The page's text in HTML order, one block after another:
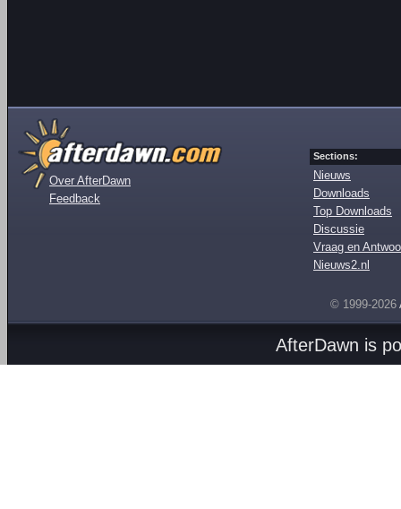
Over AfterDawn
Feedback
Sections:
Nieuws
Downloads
Top Downloads
Discussie
Vraag en
Nieuws2.nl
© 1999-2026
AfterDawn is